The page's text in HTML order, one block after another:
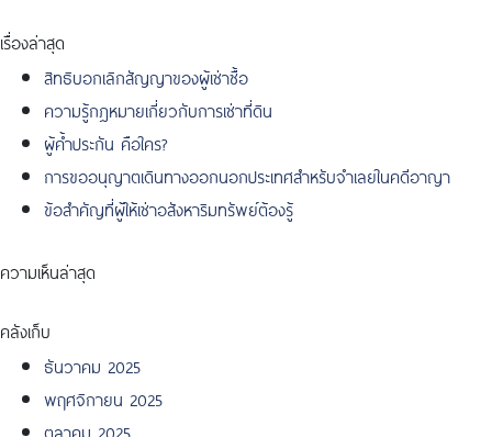
เรื่องล่าสุด
สิทธิบอกเลิกสัญญาของผู้เช่าซื้อ
ความรู้กฎหมายเกี่ยวกับการเช่าที่ดิน
ผู้ค้ำประกัน คือใคร?
การขออนุญาตเดินทางออกนอกประเทศสำหรับจำเลยในคดีอาญา
ข้อสำคัญที่ผู้ให้เช่าอสังหาริมทรัพย์ต้องรู้
ความเห็นล่าสุด
คลังเก็บ
ธันวาคม 2025
พฤศจิกายน 2025
ตุลาคม 2025